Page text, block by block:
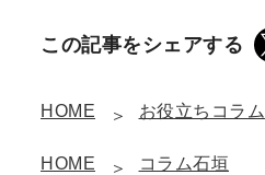
この記事をシェアする
HOME お役立ちコラム
HOME コラム石垣